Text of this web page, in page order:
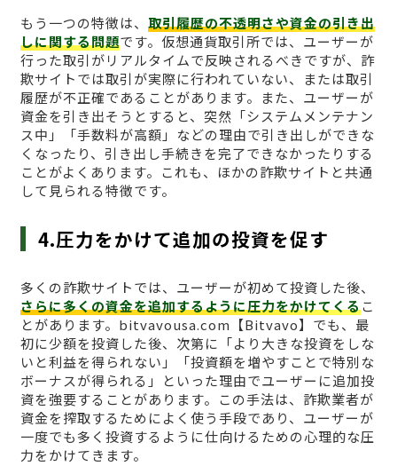
もう一つの特徴は、 取引履歴の不透明さや資金の引き出
しに関する問題です。仮想通貨取引所では、ユーザーが
行った取引がリアルタイムで反映されるべきですが、詐
欺サイトでは取引が実際に行われていない、または取引
履歴が不正確であることがあります。また、ユーザーが
資金を引き出そうとすると、突然「システムメンテナン
ス中」「手数料が高額」などの理由で引き出しができな
くなったり、引き出し手続きを完了できなかったりする
ことがよくあります。これも、ほかの詐欺サイトと共通
して見られる特徴です。
4.圧力をかけて追加の投資を促す
多くの詐欺サイトでは、ユーザーが初めて投資した後、
さらに多くの資金を追加するように圧力をかけてくるこ
とがあります。bitvavousa.com【Bitvavo】でも、最
初に少額を投資した後、次第に「より大きな投資をしな
いと利益を得られない」「投資額を増やすことで特別な
ボーナスが得られる」といった理由でユーザーに追加投
資を強要することがあります。この手法は、詐欺業者が
資金を搾取するためによく使う手段であり、ユーザーが
一度でも多く投資するように仕向けるための心理的な圧
力をかけてきます。